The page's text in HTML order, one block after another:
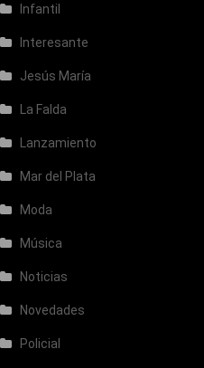
Infantil
Interesante
Jesús María
La Falda
Lanzamiento
Mar del Plata
Moda
Música
Noticias
Novedades
Policial